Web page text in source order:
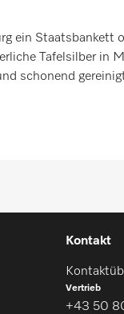
ein Staatsbankett
Tafelsilber in
schonend
Kontakt
Vertrieb
+43 50